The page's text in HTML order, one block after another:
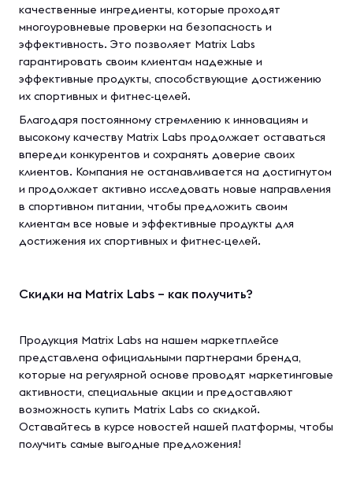
качественные ингредиенты, которые проходят
многоуровневые проверки на безопасность и
эффективность. Это позволяет Matrix Labs
гарантировать своим клиентам надежные и
эффективные продукты, способствующие достижению
их спортивных и фитнес-целей.
Благодаря постоянному стремлению к инновациям и
высокому качеству Matrix Labs продолжает оставаться
впереди конкурентов и сохранять доверие своих
клиентов. Компания не останавливается на достигнутом
и продолжает активно исследовать новые направления
в спортивном питании, чтобы предложить своим
клиентам все новые и эффективные продукты для
достижения их спортивных и фитнес-целей.
Скидки на Matrix Labs – как получить?
Продукция Matrix Labs на нашем маркетплейсе
представлена официальными партнерами бренда,
которые на регулярной основе проводят маркетинговые
активности, специальные акции и предоставляют
возможность купить Matrix Labs со скидкой.
Оставайтесь в курсе новостей нашей платформы, чтобы
получить самые выгодные предложения!